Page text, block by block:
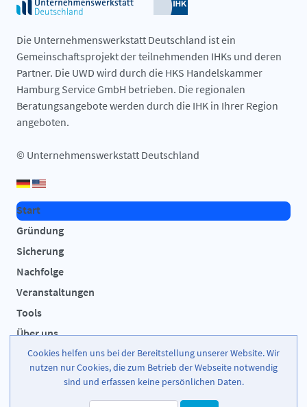
Cookies helfen uns bei der Bereitstellung unserer Website. Wir
nutzen nur Cookies, die zum Betrieb der Webseite notwendig
sind und erfassen keine persönlichen Daten.
Die Unternehmenswerkstatt Deutschland ist ein
Gemeinschaftsprojekt der teilnehmenden IHKs und deren
Partner. Die UWD wird durch die HKS Handelskammer
Hamburg Service GmbH betrieben. Die regionalen
Beratungsangebote werden durch die IHK in Ihrer Region
angeboten.
© Unternehmenswerkstatt Deutschland
Start
Gründung
Sicherung
Nachfolge
Veranstaltungen
Tools
Über uns
Impressum
Datenschutz